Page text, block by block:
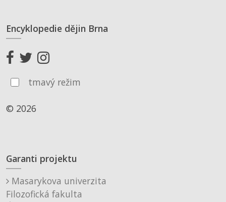
Encyklopedie dějin Brna
tmavý režim
© 2026
Garanti projektu
Masarykova univerzita
Filozofická fakulta